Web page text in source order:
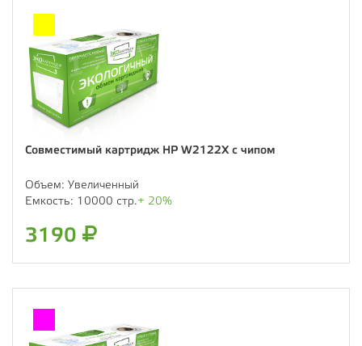
Совместимый картридж HP W2122X с чипом
Объем: Увеличенный
Емкость: 10000 стр.+ 20%
3190